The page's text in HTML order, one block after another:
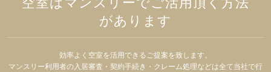
があります
効率よく空室を活用できるご提案を致します。
マンスリー利用者の入居審査・契約手続き・クレーム処理などは全て当社で行